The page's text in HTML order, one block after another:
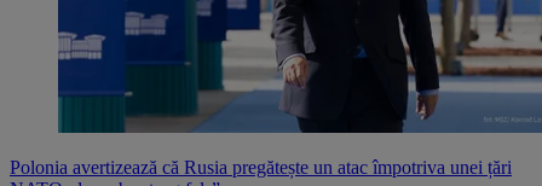
Polonia avertizează că Rusia pregătește un atac împotriva unei țări